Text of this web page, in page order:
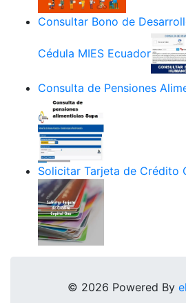
Consultar Bono de
Cédula MIES Ecuador
Consulta de Pensiones
Solicitar Tarjeta de Crédito
© 2026 Powered By